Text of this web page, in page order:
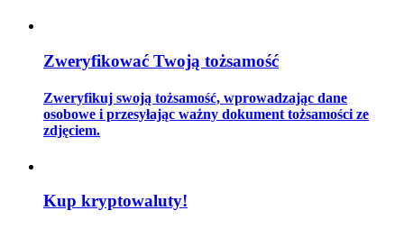
Przewodnik dla początkujących dotyczący kontraktów futures
Zweryfikować Twoją tożsamość
Zweryfikuj swoją tożsamość, wprowadzając dane
osobowe i przesyłając ważny dokument tożsamości ze
zdjęciem.
Kup kryptowaluty!